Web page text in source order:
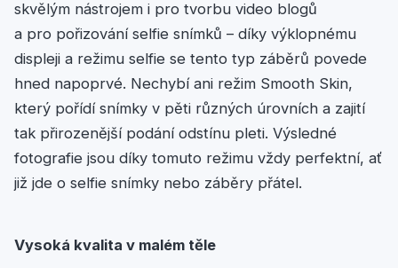
skvělým nástrojem i pro tvorbu video blogů
a pro pořizování selfie snímků – díky výklopnému
displeji a režimu selfie se tento typ záběrů povede
hned napoprvé. Nechybí ani režim Smooth Skin,
který pořídí snímky v pěti různých úrovních a zajití
tak přirozenější podání odstínu pleti. Výsledné
fotografie jsou díky tomuto režimu vždy perfektní, ať
již jde o selfie snímky nebo záběry přátel.
Vysoká kvalita v malém těle